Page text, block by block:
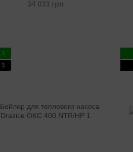
34 033 грн
3
3